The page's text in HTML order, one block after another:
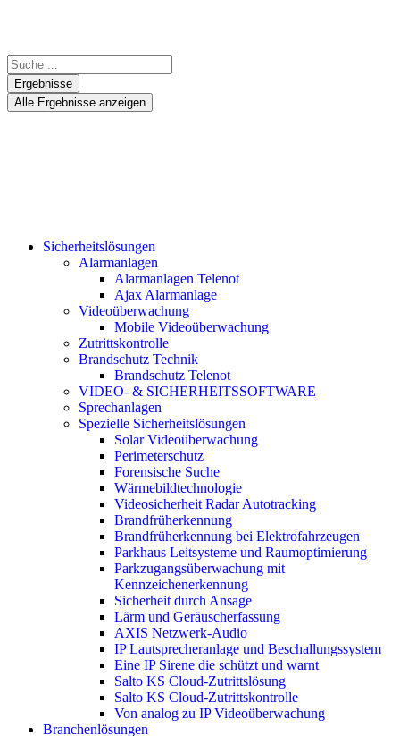
Ergebnisse
Alle Ergebnisse anzeigen
Sicherheitslösungen
Alarmanlagen
Alarmanlagen Telenot
Ajax Alarmanlage
Videoüberwachung
Mobile Videoüberwachung
Zutrittskontrolle
Brandschutz Technik
Brandschutz Telenot
VIDEO- & SICHERHEITSSOFTWARE
Sprechanlagen
Spezielle Sicherheitslösungen
Solar Videoüberwachung
Perimeterschutz
Forensische Suche
Wärmebildtechnologie
Videosicherheit Radar Autotracking​
Brandfrüherkennung
Brandfrüherkennung bei Elektrofahrzeugen
Parkhaus Leitsysteme und Raumoptimierung
Parkzugangsüberwachung mit
Kennzeichenerkennung
Sicherheit durch Ansage
Lärm und Geräuscherfassung
AXIS Netzwerk-Audio
IP Lautsprecheranlage und Beschallungssystem
Eine IP Sirene die schützt und warnt
Salto KS Cloud-Zutrittslösung
Salto KS Cloud-Zutrittskontrolle
Von analog zu IP Videoüberwachung
Branchenlösungen